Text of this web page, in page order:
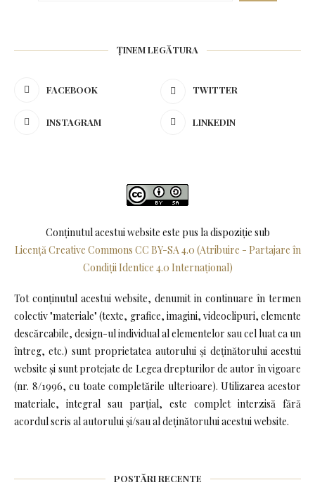
ȚINEM LEGĂTURA
FACEBOOK TWITTER
INSTAGRAM LINKEDIN
Conținutul acestui website este pus la dispoziţie sub
Licență Creative Commons CC BY-SA 4.0 (Atribuire - Partajare în
Condiții Identice 4.0 Internațional)
Tot conținutul acestui website, denumit in continuare în termen
colectiv "materiale" (texte, grafice, imagini, videoclipuri, elemente
descărcabile, design-ul individual al elementelor sau cel luat ca un
întreg, etc.) sunt proprietatea autorului și deținătorului acestui
website și sunt protejate de Legea drepturilor de autor în vigoare
(nr. 8/1996, cu toate completările ulterioare). Utilizarea acestor
materiale, integral sau parțial, este complet interzisă fără
acordul scris al autorului și/sau al deținătorului acestui website.
POSTĂRI RECENTE